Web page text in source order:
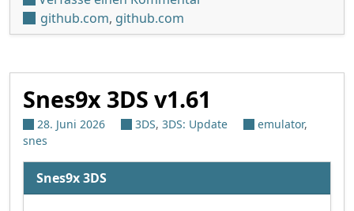
github.com, github.com
Snes9x 3DS v1.61
28. Juni 2026 3DS, 3DS: Update emulator,
snes
Snes9x 3DS